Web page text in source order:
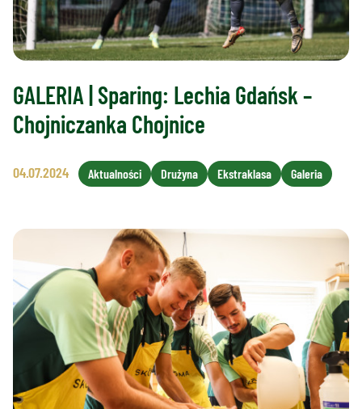
GALERIA | Sparing: Lechia Gdańsk –
Chojniczanka Chojnice
04.07.2024 Aktualności Drużyna Ekstraklasa Galeria